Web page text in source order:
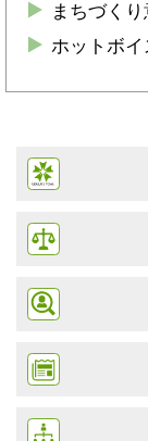
まちづく
ホットボイ